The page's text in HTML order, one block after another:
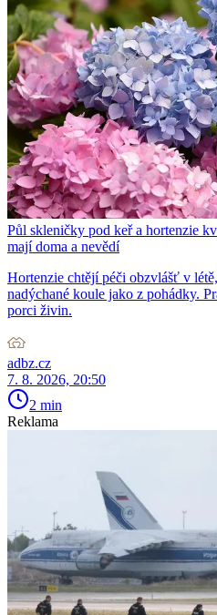
Půl skleničky pod keř a hortenzie
mají doma a nevědí
Hortenzie chtějí péči obzvlášť v
nadýchané koule jako z pohádky.
porci živin.
adbz.cz
7. 8. 2026, 20:50
2 min
Reklama